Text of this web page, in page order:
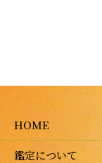
HOME
鑑定について